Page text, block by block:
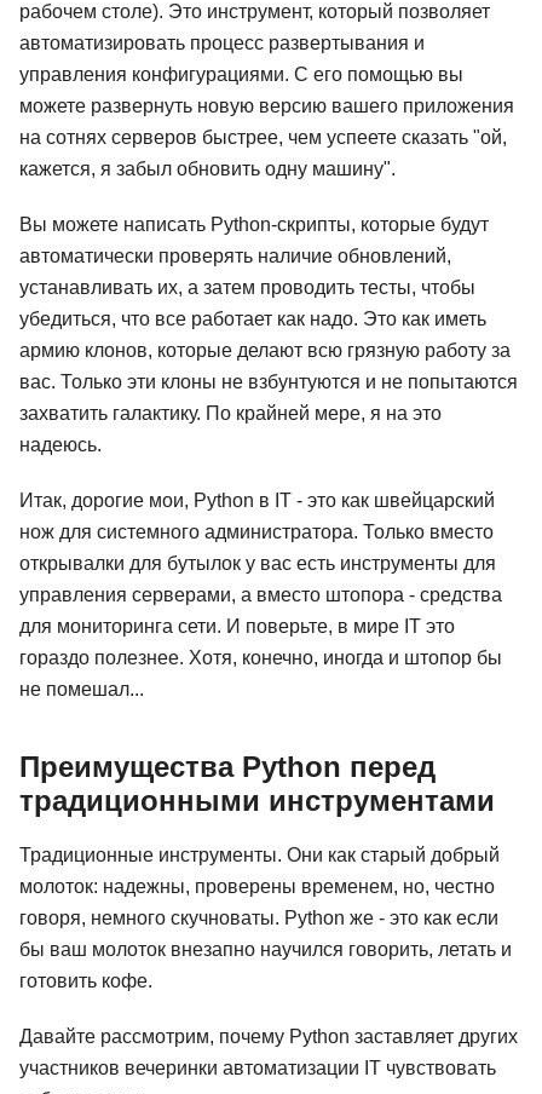
рабочем столе). Это инструмент, который позволяет
автоматизировать процесс развертывания и
управления конфигурациями. С его помощью вы
можете развернуть новую версию вашего приложения
на сотнях серверов быстрее, чем успеете сказать "ой,
кажется, я забыл обновить одну машину".
Вы можете написать Python-скрипты, которые будут
автоматически проверять наличие обновлений,
устанавливать их, а затем проводить тесты, чтобы
убедиться, что все работает как надо. Это как иметь
армию клонов, которые делают всю грязную работу за
вас. Только эти клоны не взбунтуются и не попытаются
захватить галактику. По крайней мере, я на это
надеюсь.
Итак, дорогие мои, Python в IT - это как швейцарский
нож для системного администратора. Только вместо
открывалки для бутылок у вас есть инструменты для
управления серверами, а вместо штопора - средства
для мониторинга сети. И поверьте, в мире IT это
гораздо полезнее. Хотя, конечно, иногда и штопор бы
не помешал...
Преимущества Python перед
традиционными инструментами
Традиционные инструменты. Они как старый добрый
молоток: надежны, проверены временем, но, честно
говоря, немного скучноваты. Python же - это как если
бы ваш молоток внезапно научился говорить, летать и
готовить кофе.
Давайте рассмотрим, почему Python заставляет других
участников вечеринки автоматизации IT чувствовать